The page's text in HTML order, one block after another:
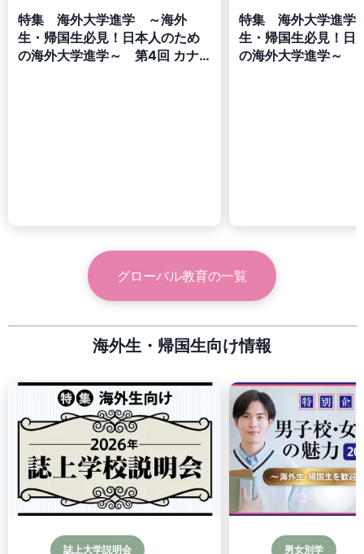
特集 海外大学進学 ～海外
生・帰国生必見！日本人のため
の海外大学進学～ 第4回 カナ
特集 海外大学進学
生・帰国生必見！日
の海外大学進学～
グローバル教育の一覧
海外生・帰国生向け情報
誌上大学説明会 男女別学